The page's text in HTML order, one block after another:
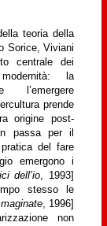
teoria della
Sorice, Viviani
centrale dei
la
prende
origine post-
passa per il
del fare
emergono i
dell’io, 1993]
stesso le
, 1996]
non